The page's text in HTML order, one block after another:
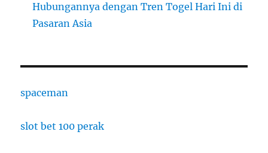
Hubungannya dengan Tren Togel Hari Ini di
Pasaran Asia
spaceman
slot bet 100 perak